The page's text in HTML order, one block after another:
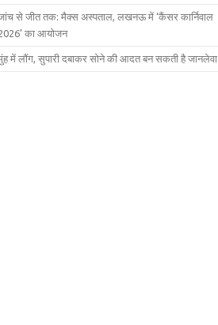
से जीत तक: मैक्स अस्पताल, लखनऊ में ‘कैंसर कार्निवाल
का आयोजन
में लौंग, सुपारी दबाकर सोने की आदत बन सकती है जानलेवा